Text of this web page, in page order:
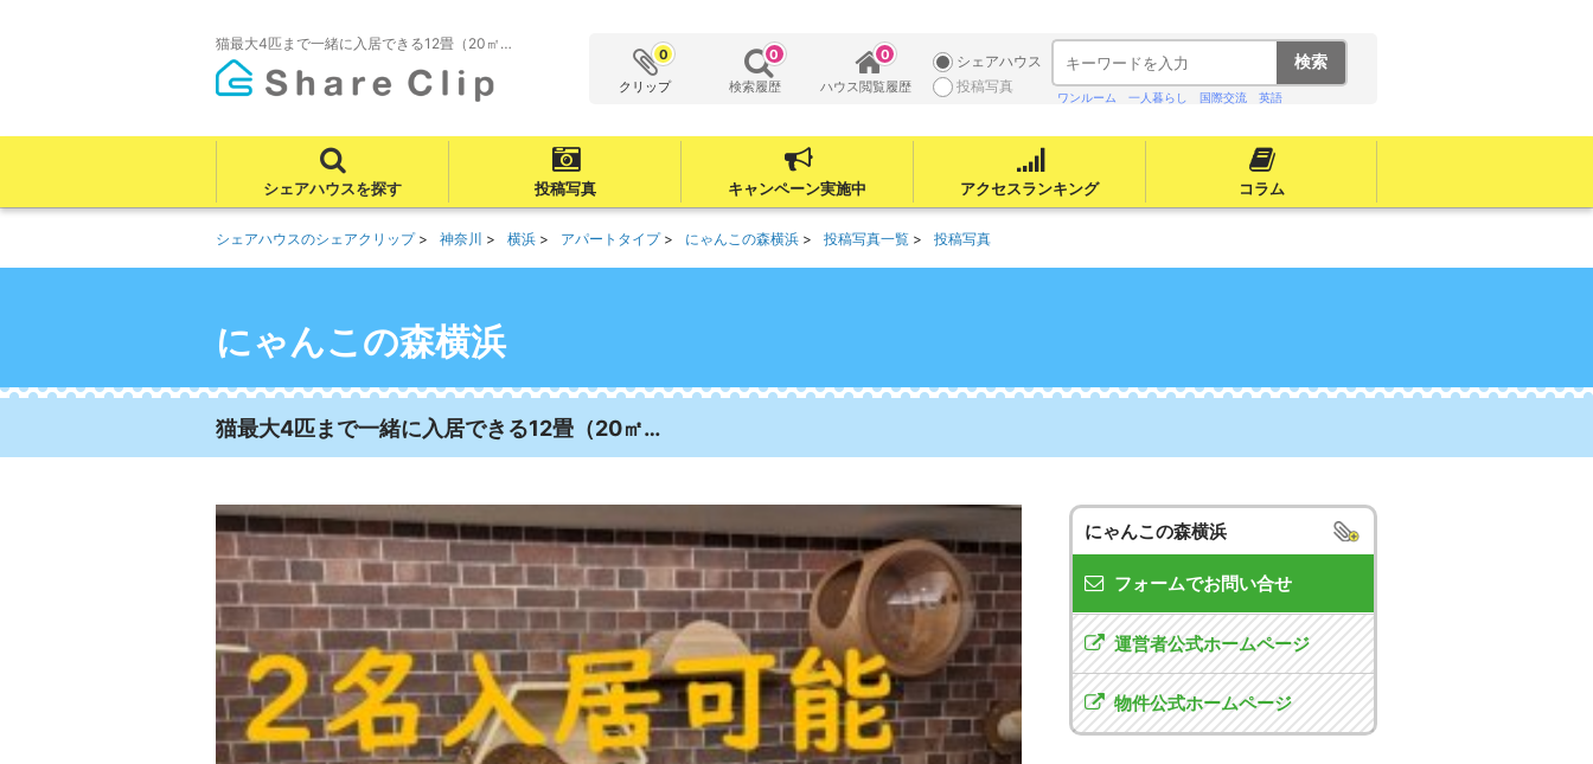
猫最大4匹まで一緒に入居できる12畳（20㎡…
クリップ
0
検索履歴
0
ハウス閲覧履歴
0
シェアハウス
投稿写真
ワンルーム 一人暮らし 国際交流 英語
シェアハウスを探す 投稿写真 キャンペーン実施中 アクセスランキング コラム
シェアハウスのシェアクリップ 神奈川 横浜 アパートタイプ にゃんこの森横浜 投稿写真一覧 投稿写真
にゃんこの森横浜
猫最大4匹まで一緒に入居できる12畳（20㎡…
にゃんこの森横浜
フォームでお問い合せ
運営者公式ホームページ
物件公式ホームページ